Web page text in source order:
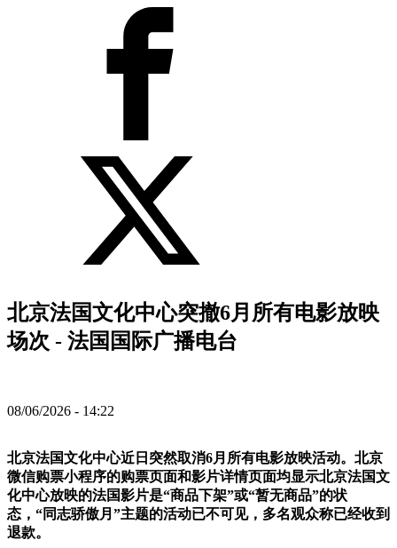
北京法国文化中心突撤6月所有电影放映
场次 - 法国国际广播电台
08/06/2026 - 14:22
北京法国文化中心近日突然取消6月所有电影放映活动。北京
微信购票小程序的购票页面和影片详情页面均显示北京法国文
化中心放映的法国影片是“商品下架”或“暂无商品”的状
态，“同志骄傲月”主题的活动已不可见，多名观众称已经收到
退款。